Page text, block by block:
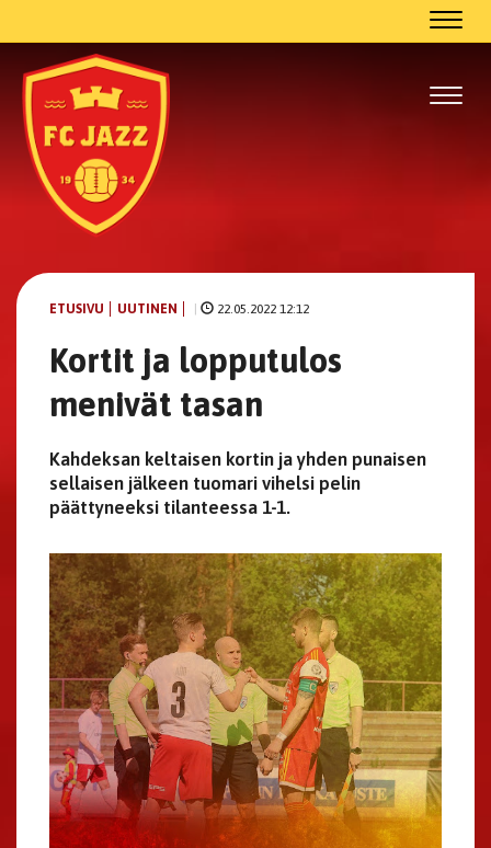
ETUSIVU UUTINEN 22.05.2022 12:12
Kortit ja lopputulos
menivät tasan
Kahdeksan keltaisen kortin ja yhden punaisen
sellaisen jälkeen tuomari vihelsi pelin
päättyneeksi tilanteessa 1-1.